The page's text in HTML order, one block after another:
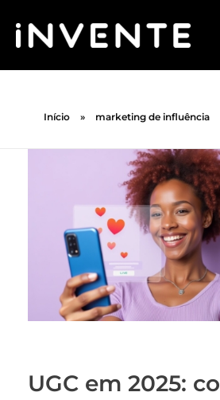
Início » marketing de influência
UGC em 2025: